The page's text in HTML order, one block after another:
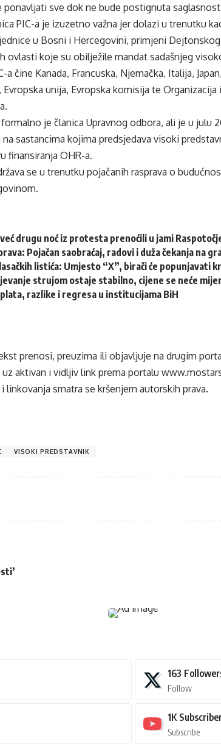
ponavljati sve dok ne bude postignuta
PIC-a je izuzetno važna jer dolazi u trenutku
u Bosni i Hercegovini, primjeni
ovlasti koje su obilježile mandat sadašnjeg
a čine Kanada, Francuska, Njemačka, Italija,
Evropska unija, Evropska komisija te
je članica Upravnog odbora, ali je u julu
sastancima kojima predsjedava visoki
finansiranja OHR-a.
se u trenutku pojačanih rasprava o
drugu noć iz protesta prenoćili u jami
Pojačan saobraćaj, radovi i duža čekanja na
listića: Umjesto “X”, birači će popunjavati
strujom ostaje stabilno, cijene se neće
razlike i regresa u institucijama BiH
prenosi, preuzima ili objavljuje na drugim
aktivan i vidljiv link prema portalu
linkovanja smatra se kršenjem autorskih prava.
VISOKI PREDSTAVNIK
163
Follow
1K
Subscribe